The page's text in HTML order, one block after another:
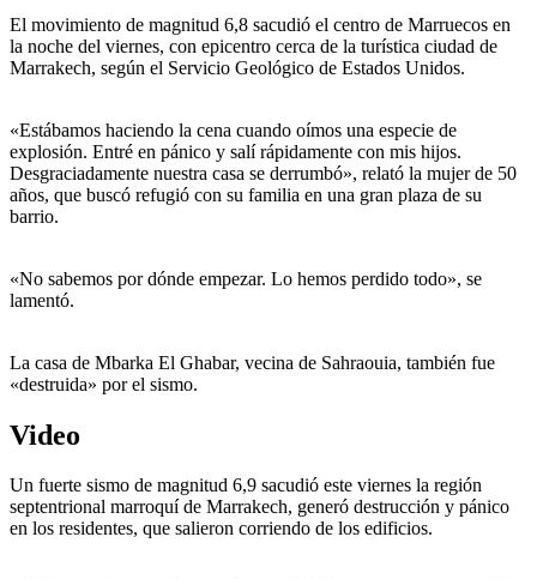
El movimiento de magnitud 6,8 sacudió el centro de Marruecos en
la noche del viernes, con epicentro cerca de la turística ciudad de
Marrakech, según el Servicio Geológico de Estados Unidos.
«Estábamos haciendo la cena cuando oímos una especie de
explosión. Entré en pánico y salí rápidamente con mis hijos.
Desgraciadamente nuestra casa se derrumbó», relató la mujer de 50
años, que buscó refugió con su familia en una gran plaza de su
barrio.
«No sabemos por dónde empezar. Lo hemos perdido todo», se
lamentó.
La casa de Mbarka El Ghabar, vecina de Sahraouia, también fue
«destruida» por el sismo.
Video
Un fuerte sismo de magnitud 6,9 sacudió este viernes la región
septentrional marroquí de Marrakech, generó destrucción y pánico
en los residentes, que salieron corriendo de los edificios.